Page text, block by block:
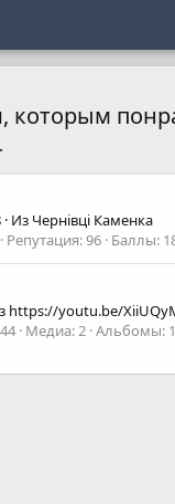
которым
· Из Чернівці Каменка
Репутация 96 Баллы
https://youtu.be/
Медиа 2 Альбомы 1